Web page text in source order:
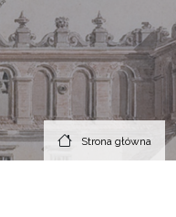
Strona główna